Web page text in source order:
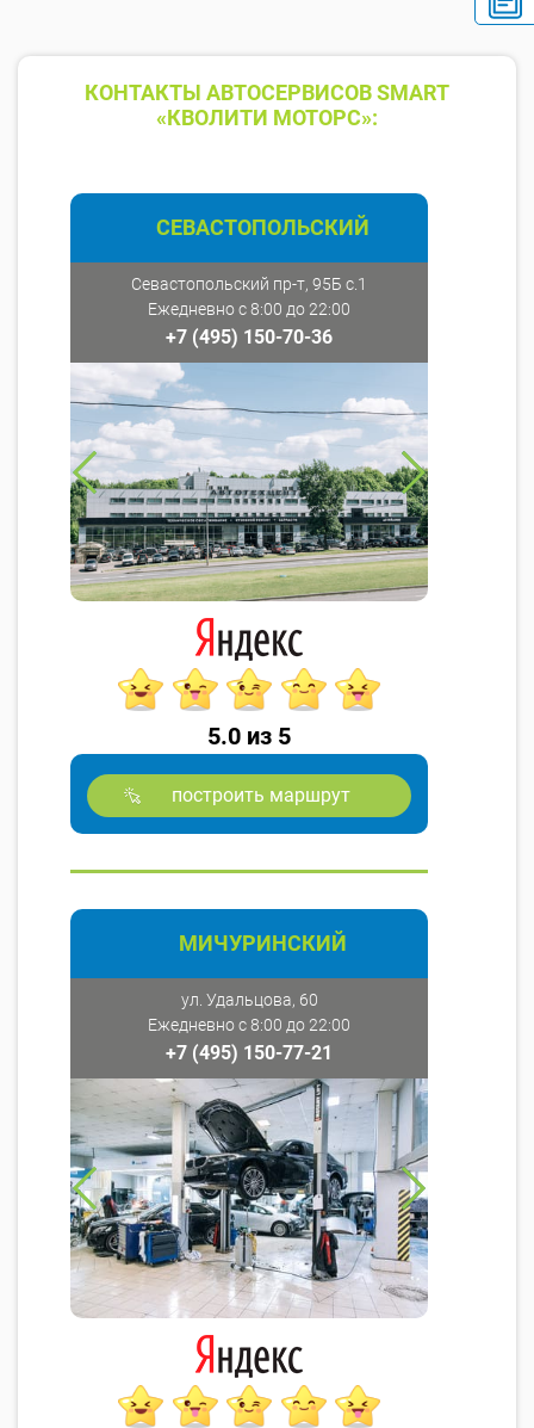
КОНТАКТЫ АВТОСЕРВИСОВ SMART
«КВОЛИТИ МОТОРС»:
СЕВАСТОПОЛЬСКИЙ
Севастопольский пр-т, 95Б с.1
Ежедневно с 8:00 до 22:00
+7 (495) 150-70-36
5.0 из 5
построить маршрут
МИЧУРИНСКИЙ
ул. Удальцова, 60
Ежедневно с 8:00 до 22:00
+7 (495) 150-77-21